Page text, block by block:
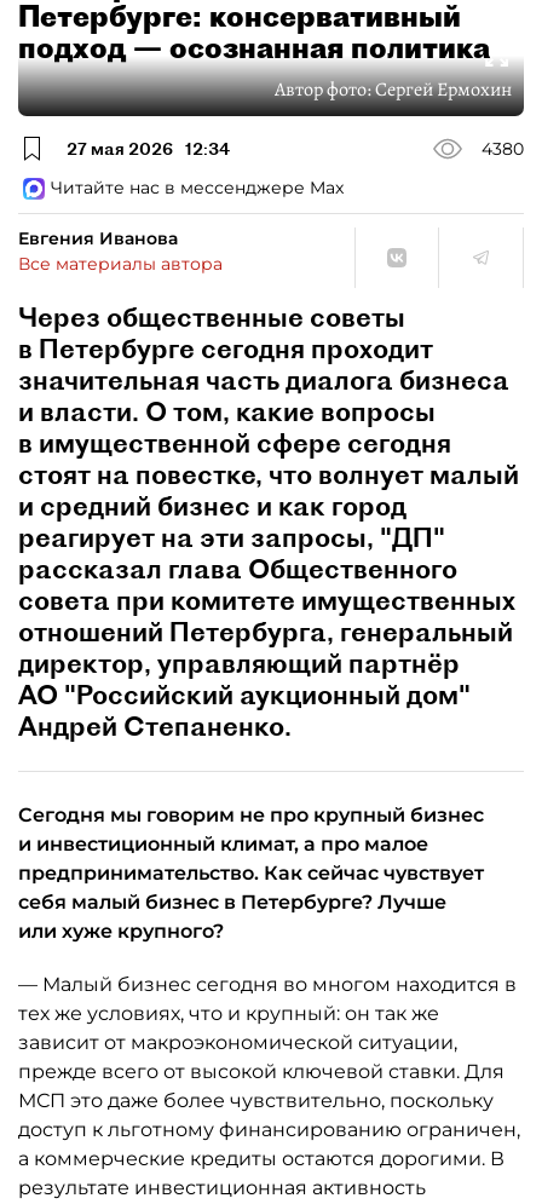
Петербурге: консервативный
подход — осознанная политика
Автор фото:Сергей Ермохин
27 мая 2026 12:34
4380
Читайте нас в мессенджере Max
Евгения Иванова
Все материалы автора
Через общественные советы
в Петербурге сегодня проходит
значительная часть диалога бизнеса
и власти. О том, какие вопросы
в имущественной сфере сегодня
стоят на повестке, что волнует малый
и средний бизнес и как город
реагирует на эти запросы, "ДП"
рассказал глава Общественного
совета при комитете имущественных
отношений Петербурга, генеральный
директор, управляющий партнёр
АО "Российский аукционный дом"
Андрей Степаненко.
Сегодня мы говорим не про крупный бизнес
и инвестиционный климат, а про малое
предпринимательство. Как сейчас чувствует
себя малый бизнес в Петербурге? Лучше
или хуже крупного?
— Малый бизнес сегодня во многом находится в
тех же условиях, что и крупный: он так же
зависит от макроэкономической ситуации,
прежде всего от высокой ключевой ставки. Для
МСП это даже более чувствительно, поскольку
доступ к льготному финансированию ограничен,
а коммерческие кредиты остаются дорогими. В
результате инвестиционная активность